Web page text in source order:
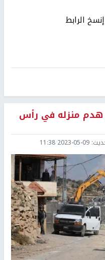
إنسخ الرابط
هدم منزله في رأس
2023-05-09 11:38